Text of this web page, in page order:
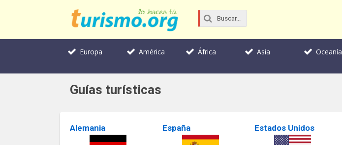
Europa América África Asia Oceanía
Guías turísticas
Alemania España Estados Unidos